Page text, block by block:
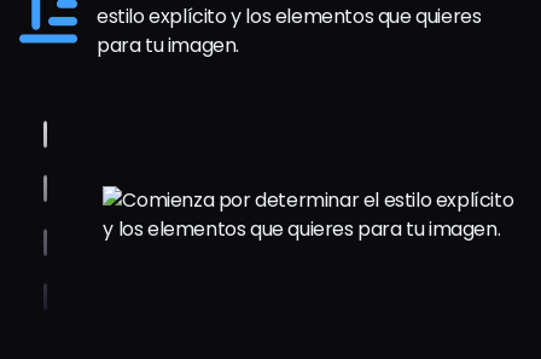
estilo explícito y los elementos que quieres
para tu imagen.